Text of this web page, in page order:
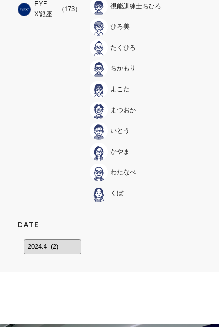
EYE
X'銀座
（173） 視能訓練士ちひろ
ひろ美
たくひろ
ちかもり
よこた
まつおか
いとう
かやま
わたなべ
くぼ
DATE